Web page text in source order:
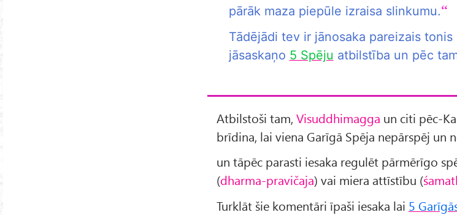
pārāk maza piepūle izraisa slinkumu.
Tādējādi tev ir jānosaka pareizais tonis
jāsaskaņo 5 Spēju atbilstība un pēc
Atbilstoši tam, Visuddhimagga un citi pēc-
brīdina, lai viena Garīgā Spēja nepārspēj un
un tāpēc parasti iesaka regulēt pārmērīgo
(dharma-pravičaja) vai miera attīstību (
Turklāt šie komentāri īpaši iesaka lai 5